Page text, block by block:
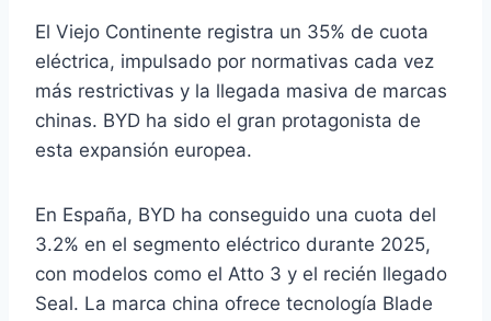
El Viejo Continente registra un 35% de cuota
eléctrica, impulsado por normativas cada vez
más restrictivas y la llegada masiva de marcas
chinas. BYD ha sido el gran protagonista de
esta expansión europea.
En España, BYD ha conseguido una cuota del
3.2% en el segmento eléctrico durante 2025,
con modelos como el Atto 3 y el recién llegado
Seal. La marca china ofrece tecnología Blade